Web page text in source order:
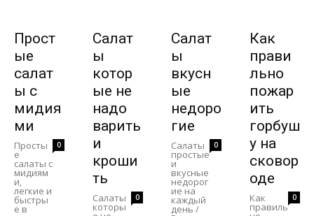
Прост
ые
салат
ы с
мидия
ми
0
Просты
е
салаты с
мидиям
и,
легкие и
быстры
е в
Салат
ы
котор
ые не
надо
варить
и
кроши
ть
0
Салаты
которы
Салат
ы
вкусн
ые
недоро
гие
0
Салаты
простые
и
вкусные
недорог
ие на
каждый
день /
Как
прави
льно
пожар
ить
горбуш
у на
сковор
оде
0
Как
правиль